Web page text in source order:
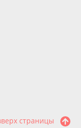
страницы